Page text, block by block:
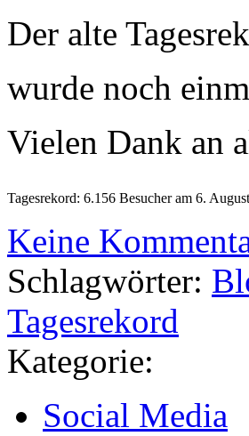
Der alte
wurde noch
Vielen Dank an
Tagesrekord: 6.156 Besucher am 6.
Keine
Schlagwörter:
Tagesrekord
Kategorie:
Social Media